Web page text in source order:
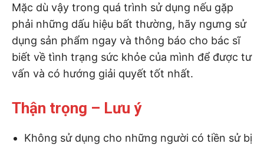
Mặc dù vậy trong quá trình sử dụng nếu gặp
phải những dấu hiệu bất thường, hãy ngưng sử
dụng sản phẩm ngay và thông báo cho bác sĩ
biết về tình trạng sức khỏe của mình để được tư
vấn và có hướng giải quyết tốt nhất.
Thận trọng – Lưu ý
Không sử dụng cho những người có tiền sử bị